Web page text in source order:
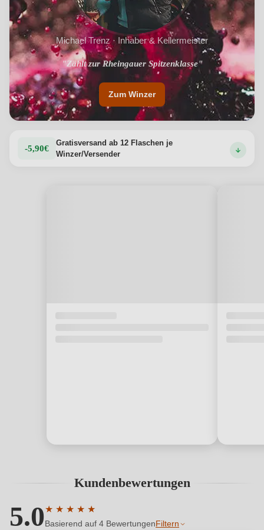
Michael Trenz · Inhaber & Kellermeister
"Zählt zur Rheingauer Spitzenklasse"
"Hervorragendes Preis/Genuss Verhältniss"
Zum Winzer
-5,90€
Gratisversand ab 12 Flaschen je
Winzer/Versender
Kundenbewertungen
5.0★ ★ ★ ★ ★
Durchschnittliche Bewertung von 5 von 5 Sternen
Basierend auf 4 BewertungenFiltern